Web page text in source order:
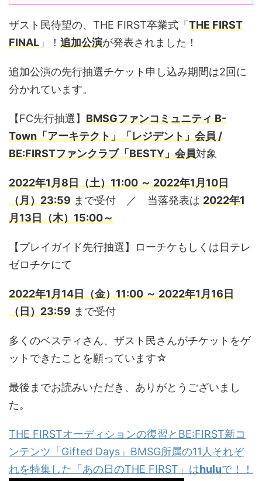
ザスト民待望の、THE FIRST卒業式「 THE FIRST
FINAL 」！ 追加公演が発表されました！
追加公演の先行抽選チケット申し込み期間は2回に
分かれています。
【FC先行抽選】 BMSGファンコミュニティ B-
Town「アーキテクト」「レジデント」会員 /
BE:FIRSTファンクラブ「BESTY」会員対象
2022年1月8日（土）11:00 ～ 2022年1月10日
（月）23:59 まで受付 ／ 当落発表は 2022年1
月13日（木）15:00～
【プレイガイド先行抽選】ローチケもしくは日テレ
ゼロチケにて
2022年1月14日（金）11:00 ～ 2022年1月16日
（日）23:59 まで受付
多くのベスティさん、ザスト民さんがチケットをゲ
ットできたことを願っています☆
最後までお読みいただき、ありがとうございまし
た。
THE FIRSTオーディションの復習とBE:FIRST新コ
ンテンツ「Gifted Days」BMSG所属の11人それぞ
れを特集した「あの日のTHE FIRST」はhuluで！！